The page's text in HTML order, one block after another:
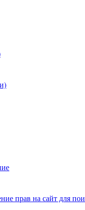
прав на сайт для